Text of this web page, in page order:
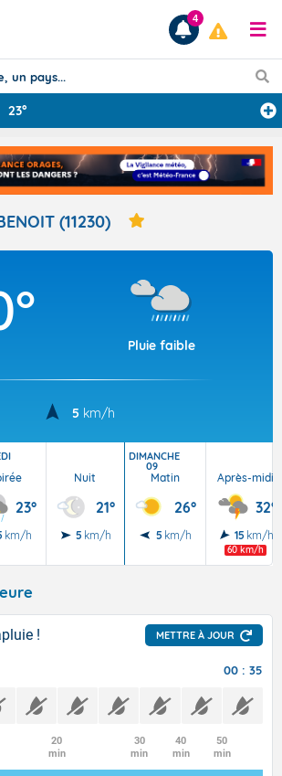
Prévisions
TOUS LES RÉSULTATS
Articles
4
23°
(11230)
Pluie faible
5 km/h
23°
km/h
Nuit
21°
5 km/h
DIMANCHE
09
Matin
26°
5 km/h
Après-midi
32°
15 km/h
60 km/h
! METTRE À JOUR
00 : 35
20
min
30
min
40
min
50
min